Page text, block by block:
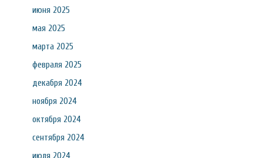
июня 2025
мая 2025
марта 2025
февраля 2025
декабря 2024
ноября 2024
октября 2024
сентября 2024
июля 2024